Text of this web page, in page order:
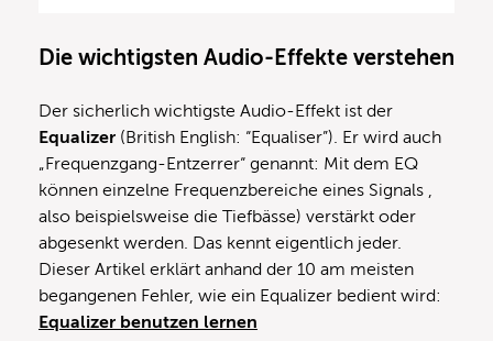
Die wichtigsten Audio-Effekte verstehen
Der sicherlich wichtigste Audio-Effekt ist der
Equalizer (British English: “Equaliser”). Er wird auch
„Frequenzgang-Entzerrer“ genannt: Mit dem EQ
können einzelne Frequenzbereiche eines Signals ,
also beispielsweise die Tiefbässe) verstärkt oder
abgesenkt werden. Das kennt eigentlich jeder.
Dieser Artikel erklärt anhand der 10 am meisten
begangenen Fehler, wie ein Equalizer bedient wird:
Equalizer benutzen lernen